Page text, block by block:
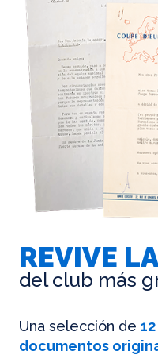
REVIVE
del club más
Una selección de
documentos